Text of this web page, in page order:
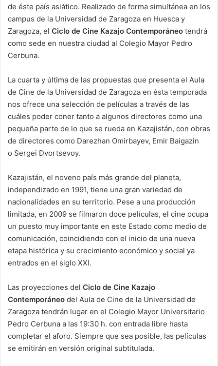
de éste país asiático. Realizado de forma simultánea en los
campus de la Universidad de Zaragoza en Huesca y
Zaragoza, el Ciclo de Cine Kazajo Contemporáneo tendrá
como sede en nuestra ciudad al Colegio Mayor Pedro
Cerbuna.
La cuarta y última de las propuestas que presenta el Aula
de Cine de la Universidad de Zaragoza en ésta temporada
nos ofrece una selección de películas a través de las
cuáles poder coner tanto a algunos directores como una
pequeña parte de lo que se rueda en Kazajistán, con obras
de directores como Darezhan Omirbayev, Emir Baigazin
o Sergei Dvortsevoy.
Kazajistán, el noveno país más grande del planeta,
independizado en 1991, tiene una gran variedad de
nacionalidades en su territorio. Pese a una producción
limitada, en 2009 se filmaron doce películas, el cine ocupa
un puesto muy importante en este Estado como medio de
comunicación, coincidiendo con el inicio de una nueva
etapa histórica y su crecimiento económico y social ya
entrados en el siglo XXI.
Las proyecciones del Ciclo de Cine Kazajo
Contemporáneo del Aula de Cine de la Universidad de
Zaragoza tendrán lugar en el Colegio Mayor Universitario
Pedro Cerbuna a las 19:30 h. con entrada libre hasta
completar el aforo. Siempre que sea posible, las películas
se emitirán en versión original subtitulada.